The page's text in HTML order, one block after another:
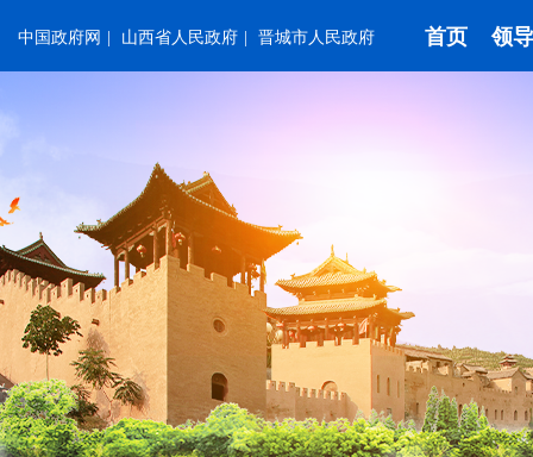
中国政府网 山西省人民政府 晋城市人民政府 首页 领